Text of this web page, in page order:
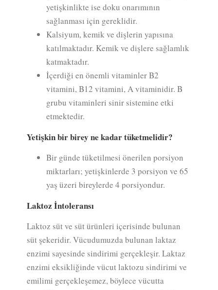
yetişkinlikte ise doku onarımının
sağlanması için gereklidir.
Kalsiyum, kemik ve dişlerin yapısına
katılmaktadır. Kemik ve dişlere sağlamlık
katmaktadır.
İçerdiği en önemli vitaminler B2
vitamini, B12 vitamini, A vitaminidir. B
grubu vitaminleri sinir sistemine etki
etmektedir.
Yetişkin bir birey ne kadar tüketmelidir?
Bir günde tüketilmesi önerilen porsiyon
miktarları; yetişkinlerde 3 porsiyon ve 65
yaş üzeri bireylerde 4 porsiyondur.
Laktoz İntoleransı
Laktoz süt ve süt ürünleri içerisinde bulunan
süt şekeridir. Vücudumuzda bulunan laktaz
enzimi sayesinde sindirimi gerçekleşir. Laktaz
enzimi eksikliğinde vücut laktozu sindirimi ve
emilimi gerçekleşemez, böylece vücutta